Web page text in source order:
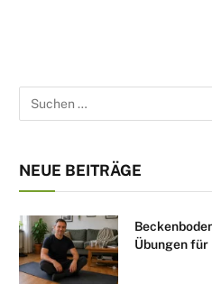
NEUE BEITRÄGE
Übungen für